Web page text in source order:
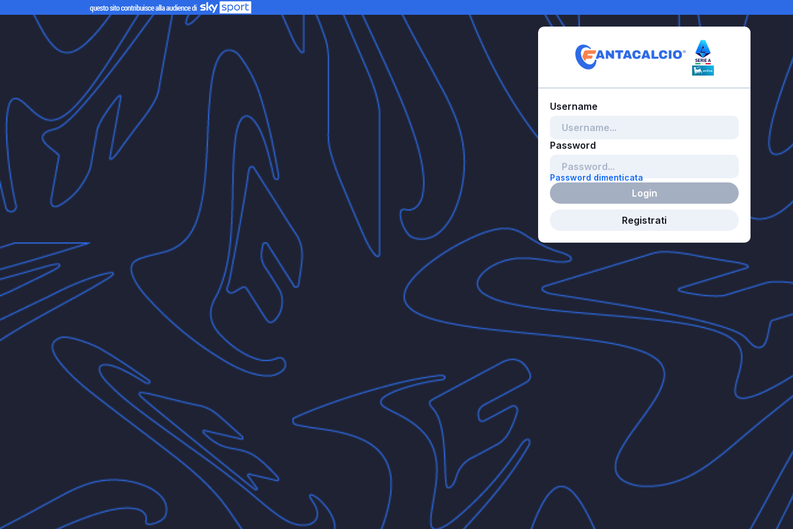
Password dimenticata
Login
Registrati